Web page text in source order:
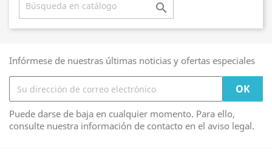

Infórmese de nuestras últimas noticias y ofertas especiales
Puede darse de baja en cualquier momento. Para ello,
consulte nuestra información de contacto en el aviso legal.